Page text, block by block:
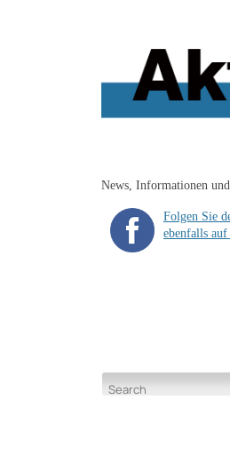
News, Informationen
Folgen Sie
ebenfalls auf